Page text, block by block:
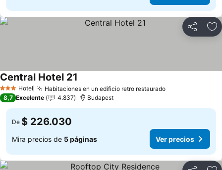
Compartir
3 Estrellas
Hotel Habitaciones en un edificio retro restaurado
Central Hotel 21
8,7 Excelente 4.837 Budapest
De $ 226.030
Mira precios de 5 páginas Ver precios